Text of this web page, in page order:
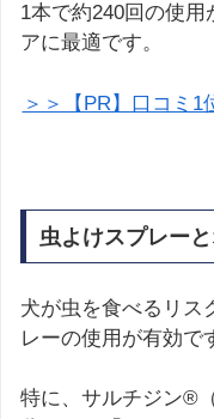
1本で約240回の使
アに最適です。
＞＞【PR】口コミ
虫よけスプレー
犬が虫を食べるリス
レーの使用が有効で
特に、サルチジン®